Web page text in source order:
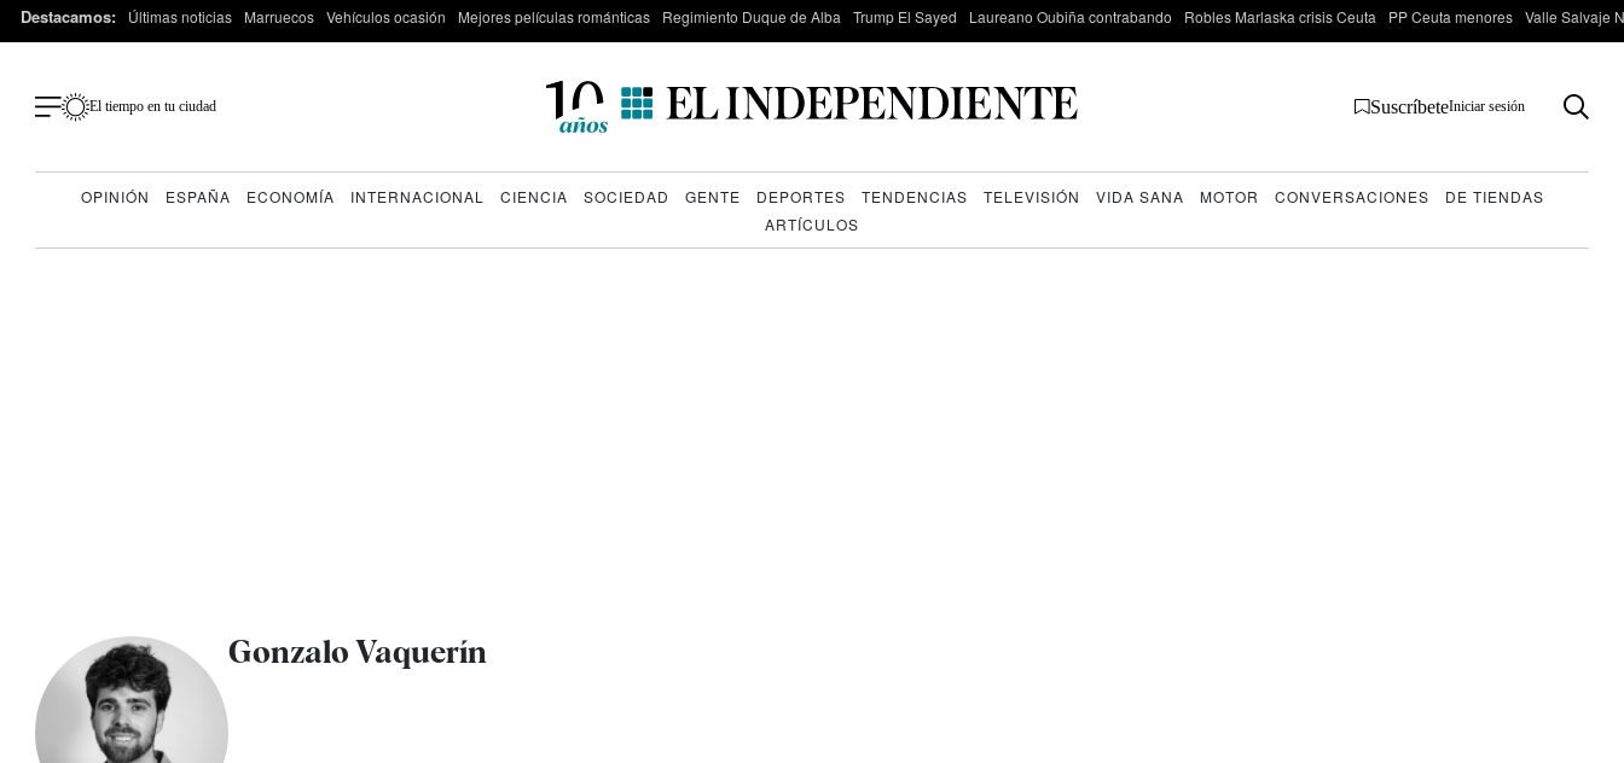
Destacamos: Últimas noticias Marruecos Vehículos ocasión Mejores películas románticas Regimiento Duque de Alba Trump El Sayed Laureano Oubiña contrabando Robles Marlaska crisis Ceuta PP Ceuta menores Valle Salvaje
El tiempo en tu ciudad SuscríbeteIniciar sesión
OPINIÓN ESPAÑA ECONOMÍA INTERNACIONAL CIENCIA SOCIEDAD GENTE DEPORTES TENDENCIAS TELEVISIÓN VIDA SANA MOTOR CONVERSACIONES
DE TIENDAS
ARTÍCULOS
Gonzalo Vaquerín